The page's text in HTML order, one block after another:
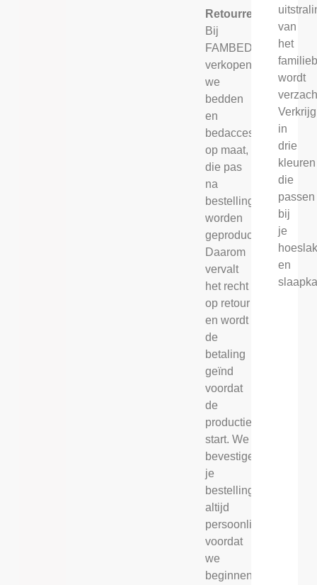
Retourrecht
Bij
FAMBED®
verkopen
we
bedden
en
bedaccessoires
op maat,
die pas
na
bestelling
worden
geproduceerd.
Daarom
vervalt
het recht
op retour
en wordt
de
betaling
geïnd
voordat
de
productie
start. We
bevestigen
je
bestelling
altijd
persoonlijk
voordat
we
beginnen
van
het
wordt
in
drie
kleuren
die
passen
bij
je
en